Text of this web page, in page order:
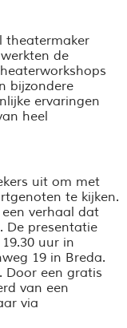
theatermaker
de
bijzondere
ervaringen
heel
uit om met
te kijken.
verhaal dat
De presentatie
uur in
19 in Breda.
Door een gratis
van een
via